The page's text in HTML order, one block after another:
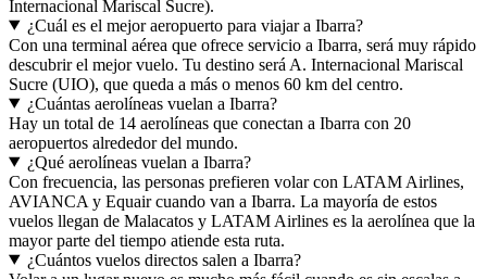
Internacional Mariscal Sucre).
¿Cuál es el mejor aeropuerto para viajar a Ibarra?
Con una terminal aérea que ofrece servicio a Ibarra, será muy rápido
descubrir el mejor vuelo. Tu destino será A. Internacional Mariscal
Sucre (UIO), que queda a más o menos 60 km del centro.
¿Cuántas aerolíneas vuelan a Ibarra?
Hay un total de 14 aerolíneas que conectan a Ibarra con 20
aeropuertos alrededor del mundo.
¿Qué aerolíneas vuelan a Ibarra?
Con frecuencia, las personas prefieren volar con LATAM Airlines,
AVIANCA y Equair cuando van a Ibarra. La mayoría de estos
vuelos llegan de Malacatos y LATAM Airlines es la aerolínea que la
mayor parte del tiempo atiende esta ruta.
¿Cuántos vuelos directos salen a Ibarra?